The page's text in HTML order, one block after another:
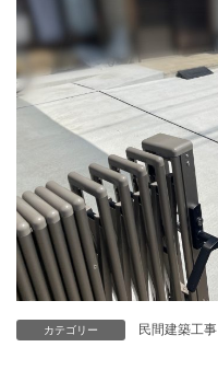
カテゴリー 民間建築工事